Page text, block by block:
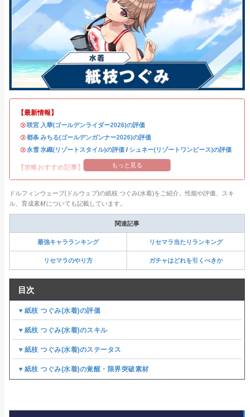
【最新情報】
・咲宮 入華(ゴールデンライダー2026)の評価
・都条 みちる(ゴールデンガンナー2026)の評価
・永雪 氷織(リゾートスタイル)の評価 / シュネー(リゾートワンピース)の評価
【攻略おすすめ記事】 もっと見る
ドルフィンウェーブ(ドルウェブ)の紙枝 つぐみ(水着)をご紹介。性能や評価、スキ
ル、育成素材についても記載しています。
関連記事
最強キャラランキング リセマラ当たりランキング
リセマラのやり方 ガチャはどれを引くべきか
目次
▼紙枝 つぐみ(水着)の評価
▼紙枝 つぐみ(水着)のスキル
▼紙枝 つぐみ(水着)のステータス
▼紙枝 つぐみ(水着)の覚醒・限界突破素材